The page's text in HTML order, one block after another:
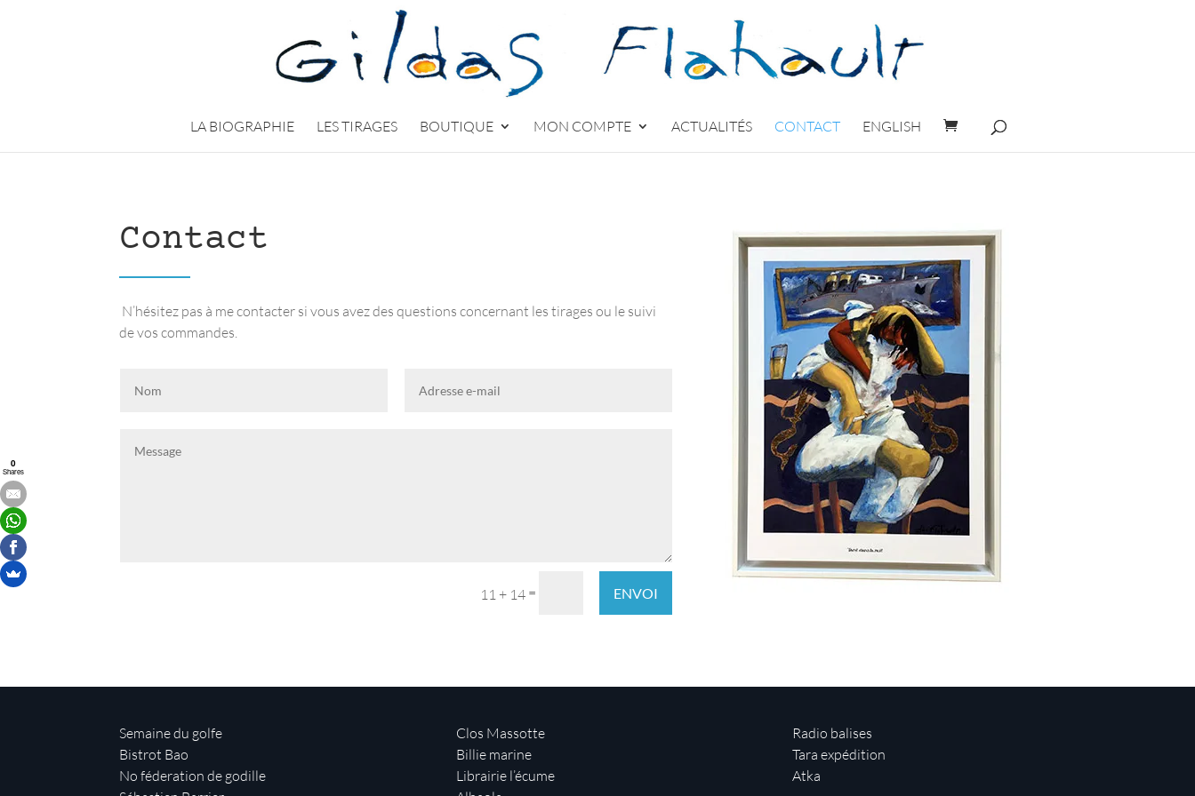
LA BIOGRAPHIE LES TIRAGES BOUTIQUE MON COMPTE ACTUALITÉS CONTACT ENGLISH
Contact
N’hésitez pas à me contacter si vous avez des questions concernant les tirages ou le suivi
de vos commandes.
11 + 14= ENVOI
Semaine du golfe
Bistrot Bao
No féderation de godille
Clos Massotte
Billie marine
Librairie l’écume
Radio balises
Tara expédition
Atka
0
Shares